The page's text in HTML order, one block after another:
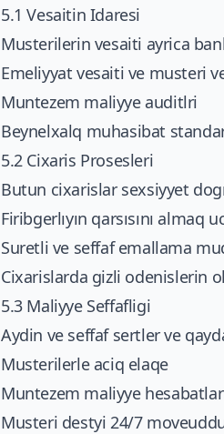
5.1 Vesaitin Idaresi
Musterilerin vesaiti ayrica
Emeliyyat vesaiti ve musteri
Muntezem maliyye auditlri
Beynelxalq muhasibat
5.2 Cixaris Prosesleri
Butun cixarislar sexsiyyet
Firibgerlıyın qarsısını
Suretli ve seffaf emallama
Cixarislarda gizli odenislerin
5.3 Maliyye Seffafligi
Aydin ve seffaf sertler ve
Musterilerle aciq elaqe
Muntezem maliyye
Musteri destyi 24/7